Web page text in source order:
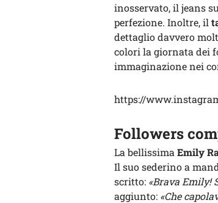
inosservato, il jeans
perfezione. Inoltre, il
dettaglio davvero
colori la giornata dei
immaginazione nei
https://
Followers
La bellissima Emily
Il suo sederino a
scritto: «Brava Emily!
aggiunto: «Che